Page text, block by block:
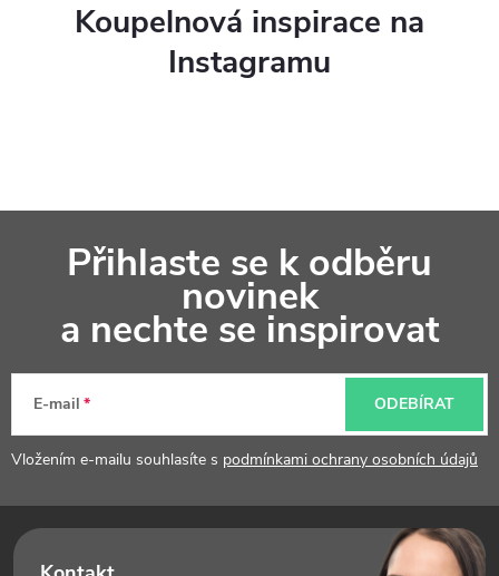
Koupelnová inspirace na
Instagramu
a
Přihlaste se k odběru
novinek
a nechte se inspirovat
E-mail
Vložením e-mailu souhlasíte s podmínkami ochrany osobních údajů
ODEBÍRAT